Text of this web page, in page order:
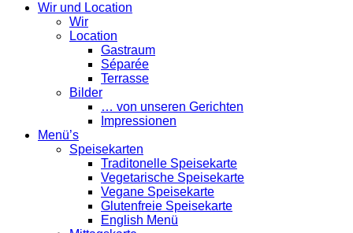
Wir und Location
Wir
Location
Gastraum
Séparée
Terrasse
Bilder
… von unseren Gerichten
Impressionen
Menü’s
Speisekarten
Traditonelle Speisekarte
Vegetarische Speisekarte
Vegane Speisekarte
Glutenfreie Speisekarte
English Menü